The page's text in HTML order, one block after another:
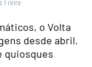
o Volta
desde abril.
quiosques